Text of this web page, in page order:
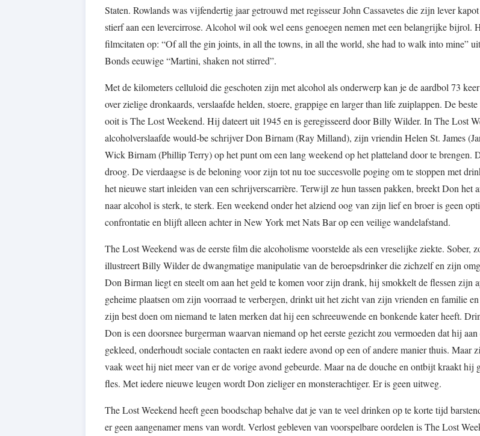
Staten. Rowlands was vijfendertig jaar getrouwd met regisseur John Cassavetes die zijn lever
stierf aan een levercirrose. Alcohol wil ook wel eens genoegen nemen met een belangrijke bijrol.
filmcitaten op: “Of all the gin joints, in all the towns, in all the world, she had to walk into mine” uit
Bonds eeuwige “Martini, shaken not stirred”.
Met de kilometers celluloid die geschoten zijn met alcohol als onderwerp kan je de aardbol 73
over zielige dronkaards, verslaafde helden, stoere, grappige en larger than life zuiplappen. De
ooit is The Lost Weekend. Hij dateert uit 1945 en is geregisseerd door Billy Wilder. In The Lost
alcoholverslaafde would-be schrijver Don Birnam (Ray Milland), zijn vriendin Helen St. James
Wick Birnam (Phillip Terry) op het punt om een lang weekend op het platteland door te brengen.
droog. De vierdaagse is de beloning voor zijn tot nu toe succesvolle poging om te stoppen met
het nieuwe start inleiden van een schrijverscarrière. Terwijl ze hun tassen pakken, breekt Don het
naar alcohol is sterk, te sterk. Een weekend onder het alziend oog van zijn lief en broer is geen
confrontatie en blijft alleen achter in New York met Nats Bar op een veilige wandelafstand.
The Lost Weekend was de eerste film die alcoholisme voorstelde als een vreselijke ziekte. Sober,
illustreert Billy Wilder de dwangmatige manipulatie van de beroepsdrinker die zichzelf en zijn
Don Birman liegt en steelt om aan het geld te komen voor zijn drank, hij smokkelt de flessen zijn
geheime plaatsen om zijn voorraad te verbergen, drinkt uit het zicht van zijn vrienden en familie
zijn best doen om niemand te laten merken dat hij een schreeuwende en bonkende kater heeft.
Don is een doorsnee burgerman waarvan niemand op het eerste gezicht zou vermoeden dat hij
gekleed, onderhoudt sociale contacten en raakt iedere avond op een of andere manier thuis. Maar
vaak weet hij niet meer van er de vorige avond gebeurde. Maar na de douche en ontbijt kraakt hij
fles. Met iedere nieuwe leugen wordt Don zieliger en monsterachtiger. Er is geen uitweg.
The Lost Weekend heeft geen boodschap behalve dat je van te veel drinken op te korte tijd
er geen aangenamer mens van wordt. Verlost gebleven van voorspelbare oordelen is The Lost